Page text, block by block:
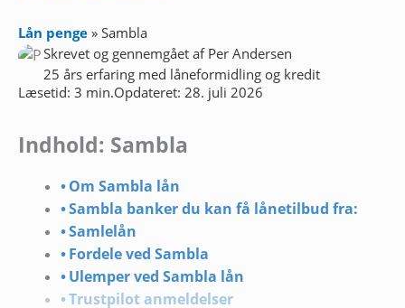
Lån penge » Sambla
Skrevet og gennemgået af Per Andersen
25 års erfaring med låneformidling og kredit
Læsetid: 3 min.Opdateret: 28. juli 2026
Indhold: Sambla
Om Sambla lån
Sambla banker du kan få lånetilbud fra:
Samlelån
Fordele ved Sambla
Ulemper ved Sambla lån
Trustpilot anmeldelser